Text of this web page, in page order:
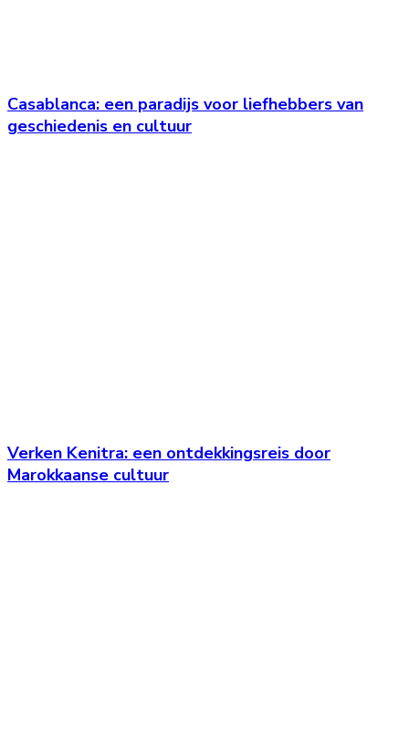
Casablanca: een paradijs voor liefhebbers van
geschiedenis en cultuur
Verken Kenitra: een ontdekkingsreis door
Marokkaanse cultuur